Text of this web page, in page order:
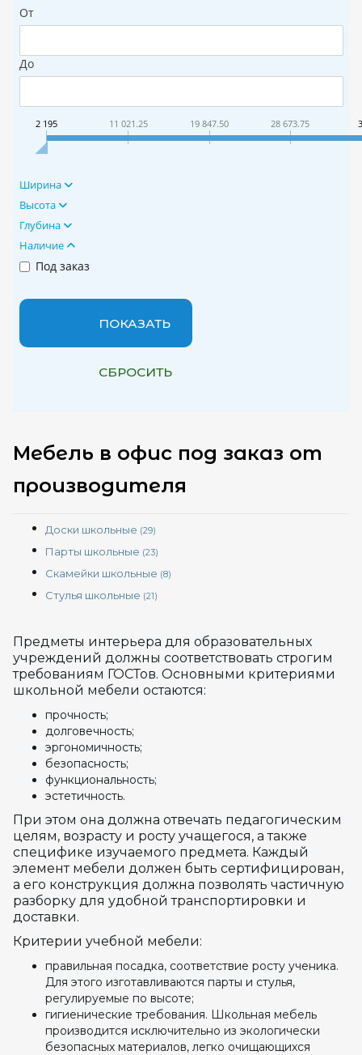
От
До
2 195 11 021.25 19 847.50 28 673.75
Ширина
Высота
Глубина
Наличие
Под заказ
Мебель в офис под заказ от
производителя
Доски школьные (29)
Парты школьные (23)
Скамейки школьные (8)
Стулья школьные (21)
Предметы интерьера для образовательных
учреждений должны соответствовать строгим
требованиям ГОСТов. Основными критериями
школьной мебели остаются:
прочность;
долговечность;
эргономичность;
безопасность;
функциональность;
эстетичность.
При этом она должна отвечать педагогическим
целям, возрасту и росту учащегося, а также
специфике изучаемого предмета. Каждый
элемент мебели должен быть сертифицирован,
а его конструкция должна позволять частичную
разборку для удобной транспортировки и
доставки.
Критерии учебной мебели:
правильная посадка, соответствие росту ученика.
Для этого изготавливаются парты и стулья,
регулируемые по высоте;
гигиенические требования. Школьная мебель
производится исключительно из экологически
безопасных материалов, легко очищающихся